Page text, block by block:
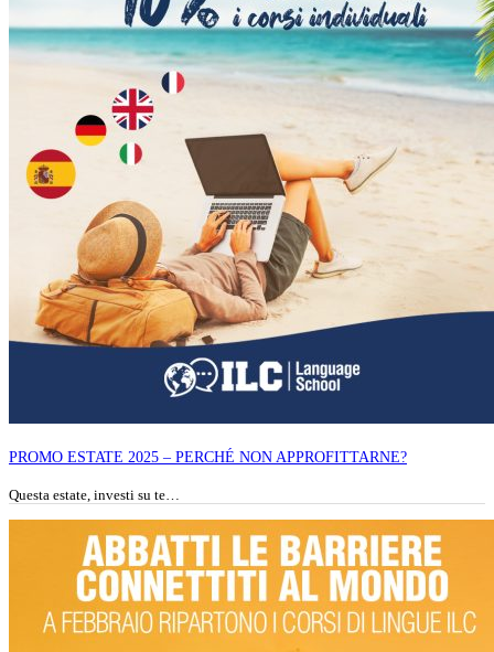
PROMO ESTATE 2025 – PERCHÉ NON APPROFITTARNE?
Questa estate, investi su te…